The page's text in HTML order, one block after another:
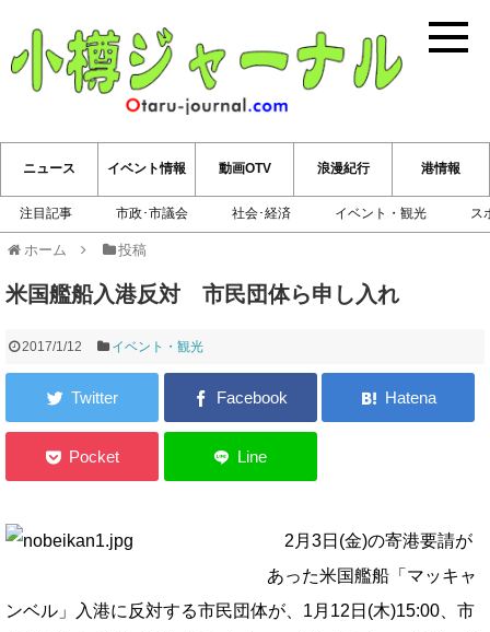
小樽ジ
ニュース
注目記事 市政･市議会 社会･経済 イベント・観光 ス
イベント情報 動画OTV 浪漫紀行 港情報
ホーム 投稿
米国艦船入港反対 市民団体ら申し入れ
2017/1/12 イベント・観光
2月3日(金)の寄港要請が
あった米国艦船「マッキャ
ンベル」入港に反対する市民団体が、1月12日(木)15:00、市